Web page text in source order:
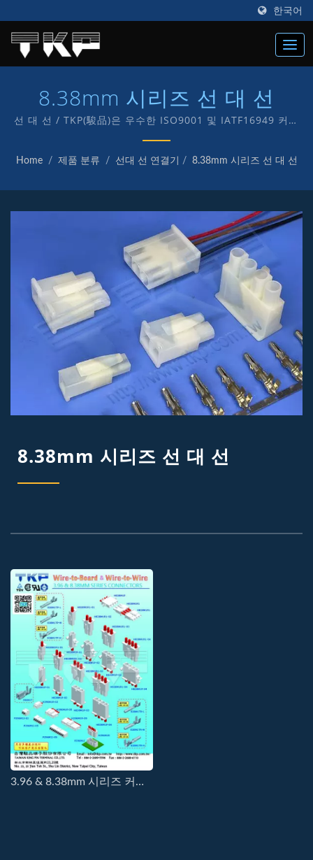
한국어
8.38mm 시리즈 선 대 선
선 대 선 / TKP(駿品)은 우수한 ISO9001 및 IATF16949 커넥
터 제조업체로 1987년에 설립되었으며, 전자 및 컴퓨터용 다
양한 종류의 커넥터 제조에 "TKP" 자체 브랜드를 전념하고 있
Home / 제품 분류 / 선대 선 연결기 / 8.38mm 시리즈 선 대 선
8.38mm 시리즈 선 대 선
3.96 & 8.38mm 시리즈 커넥터